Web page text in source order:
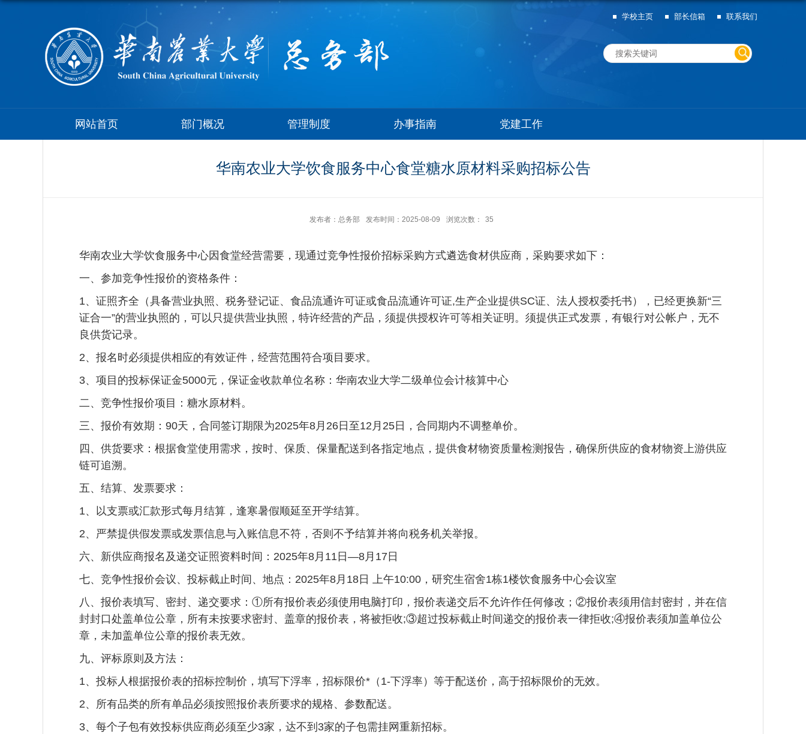
学校主页 部长信箱 联系我们
网站首页 部门概况 管理制度 办事指南 党建工作
华南农业大学饮食服务中心食堂糖水原材料采购招标公告
发布者：总务部 发布时间：2025-08-09 浏览次数： 35
华南农业大学饮食服务中心因食堂经营需要，现通过竞争性报价招标采购方式遴选食材供应商，采购要求如下：
一、参加竞争性报价的资格条件：
1、证照齐全（具备营业执照、税务登记证、食品流通许可证或食品流通许可证,生产企业提供SC证、法人授权委托书），已经更换新“三
证合一”的营业执照的，可以只提供营业执照，特许经营的产品，须提供授权许可等相关证明。须提供正式发票，有银行对公帐户，无不
良供货记录。
2、报名时必须提供相应的有效证件，经营范围符合项目要求。
3、项目的投标保证金5000元，保证金收款单位名称：华南农业大学二级单位会计核算中心
二、竞争性报价项目：糖水原材料。
三、报价有效期：90天，合同签订期限为2025年8月26日至12月25日，合同期内不调整单价。
四、供货要求：根据食堂使用需求，按时、保质、保量配送到各指定地点，提供食材物资质量检测报告，确保所供应的食材物资上游供应
链可追溯。
五、结算、发票要求：
1、以支票或汇款形式每月结算，逢寒暑假顺延至开学结算。
2、严禁提供假发票或发票信息与入账信息不符，否则不予结算并将向税务机关举报。
六、新供应商报名及递交证照资料时间：2025年8月11日—8月17日
七、竞争性报价会议、投标截止时间、地点：2025年8月18日 上午10:00，研究生宿舍1栋1楼饮食服务中心会议室
八、报价表填写、密封、递交要求：①所有报价表必须使用电脑打印，报价表递交后不允许作任何修改；②报价表须用信封密封，并在信
封封口处盖单位公章，所有未按要求密封、盖章的报价表，将被拒收;③超过投标截止时间递交的报价表一律拒收;④报价表须加盖单位公
章，未加盖单位公章的报价表无效。
九、评标原则及方法：
1、投标人根据报价表的招标控制价，填写下浮率，招标限价*（1-下浮率）等于配送价，高于招标限价的无效。
2、所有品类的所有单品必须按照报价表所要求的规格、参数配送。
3、每个子包有效投标供应商必须至少3家，达不到3家的子包需挂网重新招标。